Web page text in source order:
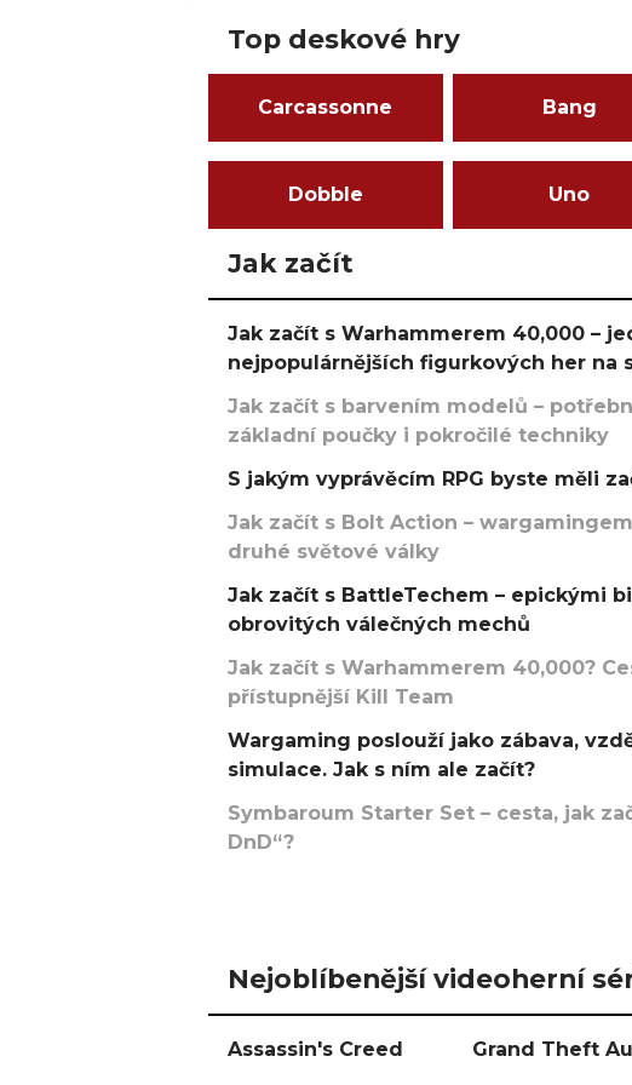
Top deskové hry
Carcassonne Bang
Dobble Uno
Jak začít
Jak začít s Warhammerem 40,000 –
nejpopulárnějších figurkových her na
Jak začít s barvením modelů –
základní poučky i pokročilé techniky
S jakým vyprávěcím RPG byste měli
Jak začít s Bolt Action –
druhé světové války
Jak začít s BattleTechem – epickými
obrovitých válečných mechů
Jak začít s Warhammerem 40,000?
přístupnější Kill Team
Wargaming poslouží jako zábava,
simulace. Jak s ním ale začít?
Symbaroum Starter Set – cesta, jak
DnD“?
Nejoblíbenější videoherní
Assassin's Creed Grand Theft